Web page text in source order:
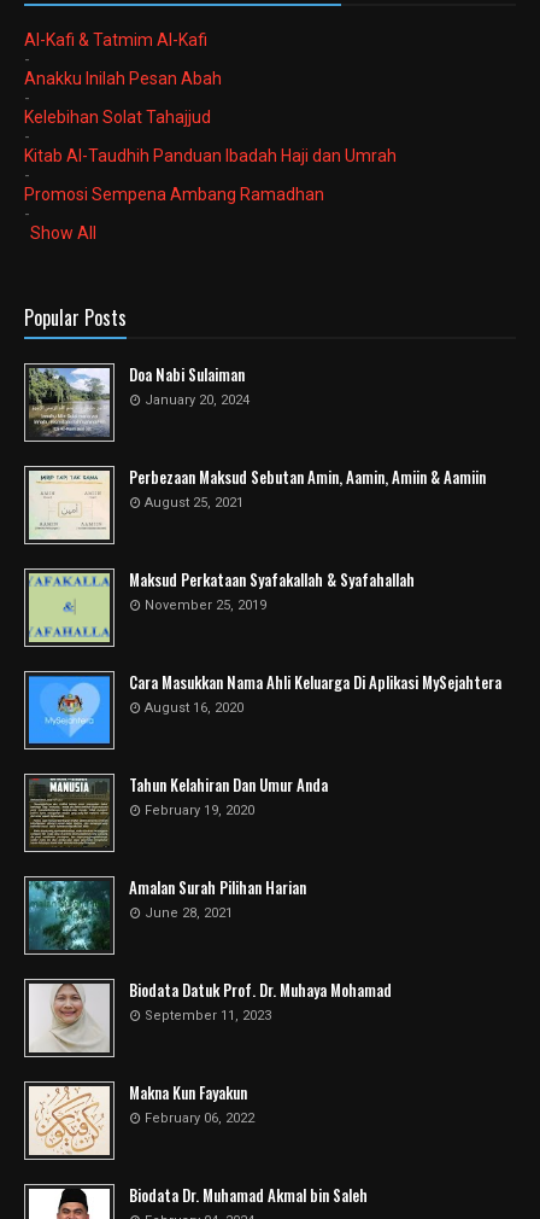
Al-Kafi & Tatmim Al-Kafi
-
Anakku Inilah Pesan Abah
-
Kelebihan Solat Tahajjud
-
Kitab Al-Taudhih Panduan Ibadah Haji dan Umrah
-
Promosi Sempena Ambang Ramadhan
-
Show All
Popular Posts
Doa Nabi Sulaiman
January 20, 2024
Perbezaan Maksud Sebutan Amin, Aamin, Amiin & Aamiin
August 25, 2021
Maksud Perkataan Syafakallah & Syafahallah
November 25, 2019
Cara Masukkan Nama Ahli Keluarga Di Aplikasi MySejahtera
August 16, 2020
Tahun Kelahiran Dan Umur Anda
February 19, 2020
Amalan Surah Pilihan Harian
June 28, 2021
Biodata Datuk Prof. Dr. Muhaya Mohamad
September 11, 2023
Makna Kun Fayakun
February 06, 2022
Biodata Dr. Muhamad Akmal bin Saleh